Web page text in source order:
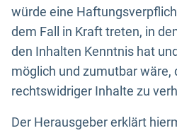
würde eine
dem Fall in Kraft treten, in
den Inhalten Kenntnis hat
möglich und zumutbar wäre,
rechtswidriger Inhalte zu
Der Herausgeber erklärt